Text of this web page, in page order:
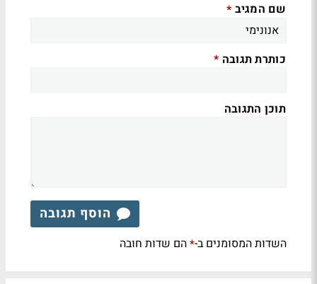
שם המגיב *
כותרת תגובה *
תוכן התגובה
הוסף תגובה
השדות המסומנים ב-*הם שדות חובה